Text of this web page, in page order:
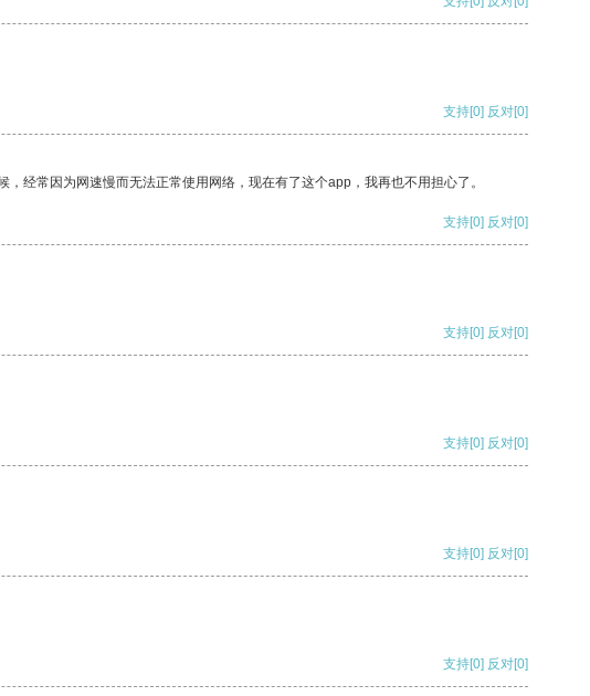
支持[0] 反对[0]
经常因为网速慢而无法正常使用网络，现在有了这个app，我再也不用担心了。
支持[0] 反对[0]
支持[0] 反对[0]
支持[0] 反对[0]
支持[0] 反对[0]
支持[0] 反对[0]